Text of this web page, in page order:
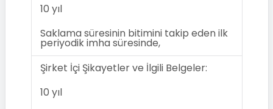
10 yıl
Saklama süresinin bitimini takip eden ilk
periyodik imha süresinde,
Şirket İçi Şikayetler ve İlgili Belgeler:
10 yıl